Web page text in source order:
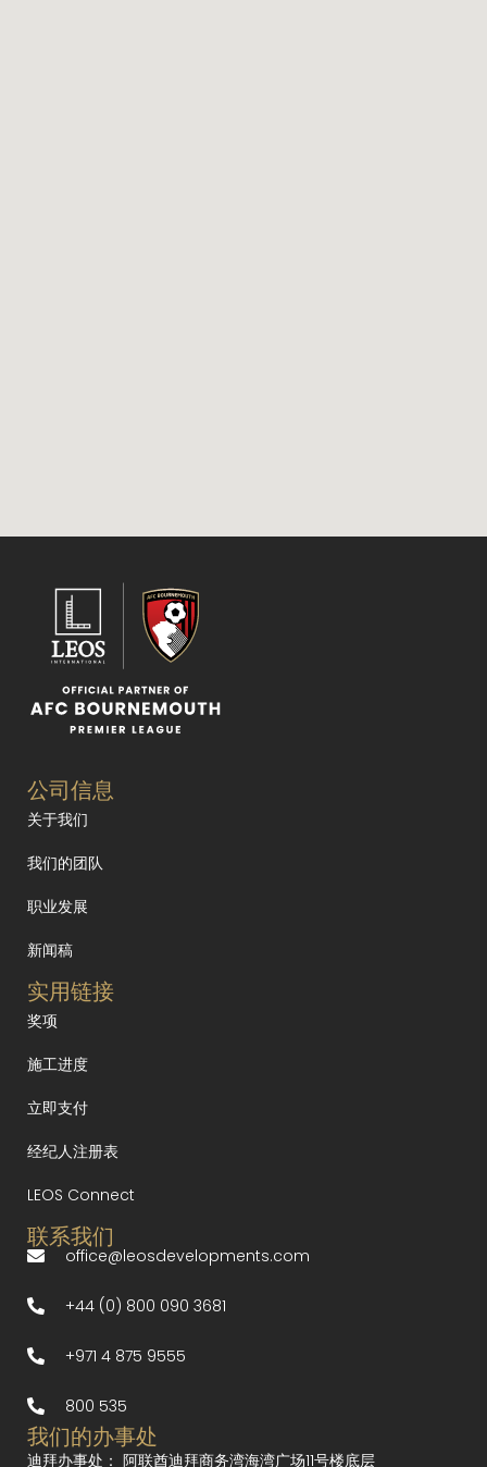
公司信息
关于我们
我们的团队
职业发展
新闻稿
实用链接
奖项
施工进度
立即支付
经纪人注册表
LEOS Connect
联系我们
office@leosdevelopments.com
+44 (0) 800 090 3681
+971 4 875 9555
800 535
我们的办事处
迪拜办事处： 阿联酋迪拜商务湾海湾广场11号楼底层